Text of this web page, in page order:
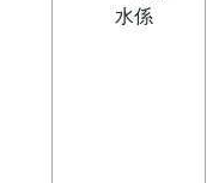
水係